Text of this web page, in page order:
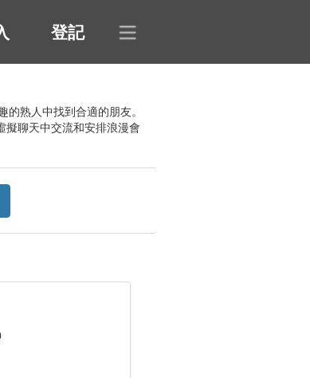
登記
熟人中找到合適的朋友。
擬聊天中交流和安排浪漫會